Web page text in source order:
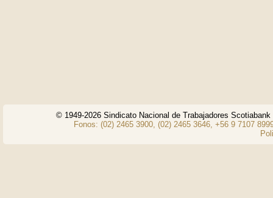
© 1949-2026 Sindicato Nacional de Trabajadores
Fonos: (02) 2465 3900, (02) 2465 3646, +56 9 7107